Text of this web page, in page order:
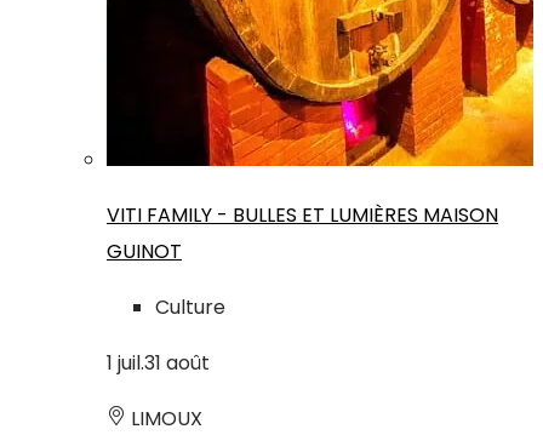
VITI FAMILY - BULLES ET LUMIÈRES MAISON
GUINOT
Culture
1 juil.31 août
LIMOUX